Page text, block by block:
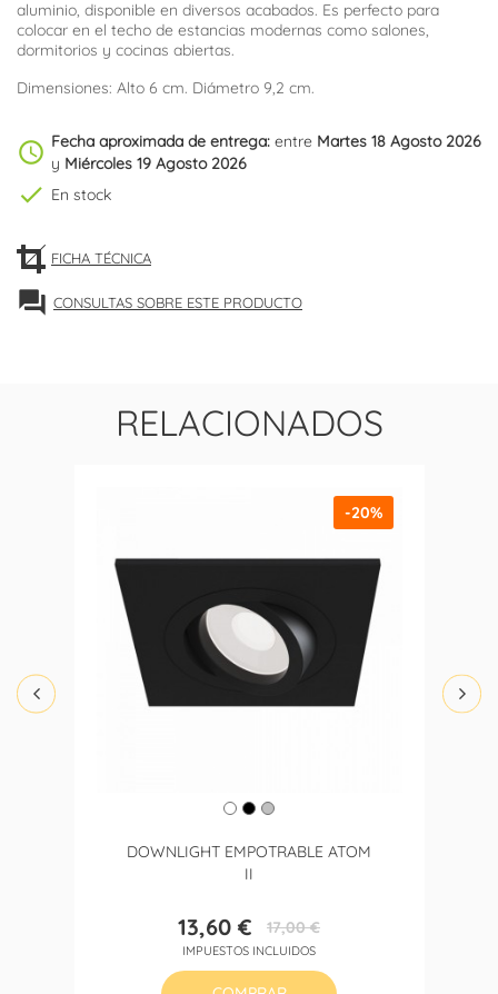
aluminio, disponible en diversos acabados. Es perfecto para
colocar en el techo de estancias modernas como salones,
dormitorios y cocinas abiertas.
Dimensiones: Alto 6 cm. Diámetro 9,2 cm.
schedule Fecha aproximada de entrega: entre Martes 18 Agosto 2026
y Miércoles 19 Agosto 2026
check En stock
FICHA TÉCNICA
forum CONSULTAS SOBRE ESTE PRODUCTO
RELACIONADOS
DOWNLIGHT EMPOTRABLE ATOM
II
Precio
13,60 €Precio
base
17,00 €
IMPUESTOS INCLUIDOS
-20%